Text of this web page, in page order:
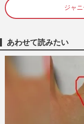
週刊女
告発
した
『週刊
【独
優太
の行
『週刊
ジャ
あわせて読みたい